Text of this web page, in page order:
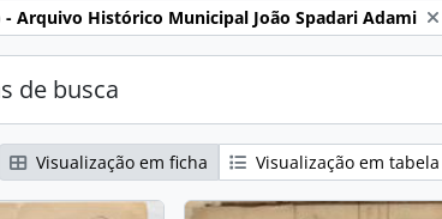
Arquivo Histórico Municipal João Spadari Adami
de busca
Visualização em ficha Visualização em tabela